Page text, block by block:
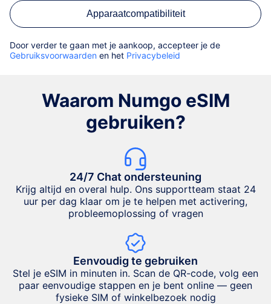
Apparaatcompatibiliteit
Door verder te gaan met je aankoop, accepteer je de
Gebruiksvoorwaarden en het Privacybeleid
Waarom Numgo eSIM
gebruiken?
24/7 Chat ondersteuning
Krijg altijd en overal hulp. Ons supportteam staat 24
uur per dag klaar om je te helpen met activering,
probleemoplossing of vragen
Eenvoudig te gebruiken
Stel je eSIM in minuten in. Scan de QR-code, volg een
paar eenvoudige stappen en je bent online — geen
fysieke SIM of winkelbezoek nodig